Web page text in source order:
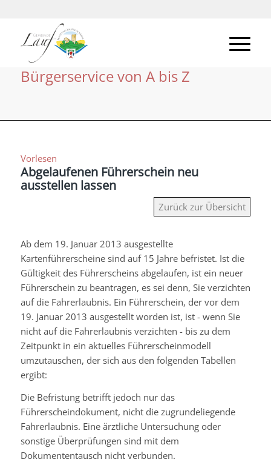
Bürgerservice von A bis Z
Vorlesen
Abgelaufenen Führerschein neu
ausstellen lassen
Zurück zur Übersicht
Ab dem 19. Januar 2013 ausgestellte
Kartenführerscheine sind auf 15 Jahre befristet. Ist die
Gültigkeit des Führerscheins abgelaufen, ist ein neuer
Führerschein zu beantragen, es sei denn, Sie verzichten
auf die Fahrerlaubnis. Ein Führerschein, der vor dem
19. Januar 2013 ausgestellt worden ist, ist - wenn Sie
nicht auf die Fahrerlaubnis verzichten - bis zu dem
Zeitpunkt in ein aktuelles Führerscheinmodell
umzutauschen, der sich aus den folgenden Tabellen
ergibt:
Die Befristung betrifft jedoch nur das
Führerscheindokument, nicht die zugrundeliegende
Fahrerlaubnis. Eine ärztliche Untersuchung oder
sonstige Überprüfungen sind mit dem
Dokumententausch nicht verbunden.